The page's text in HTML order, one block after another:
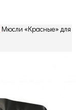
Мюсли «Красные» для